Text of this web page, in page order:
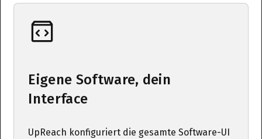
Eigene Software, dein
Interface
UpReach konfiguriert die gesamte Software-UI